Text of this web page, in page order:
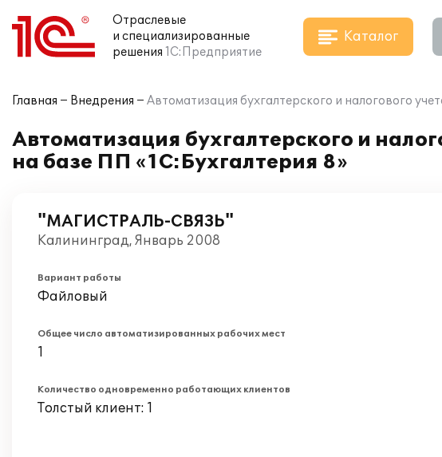
Отраслевые
и специализированные
решения 1С:Предприятие
Каталог
Главная Внедрения Автоматизация бухгалтерского и налогового
Автоматизация бухгалтерского и
на базе ПП «1C:Бухгалтерия 8»
"МАГИСТРАЛЬ-СВЯЗЬ"
Калининград, Январь 2008
Вариант работы
Файловый
Общее число автоматизированных рабочих мест
1
Количество одновременно работающих клиентов
Толстый клиент: 1